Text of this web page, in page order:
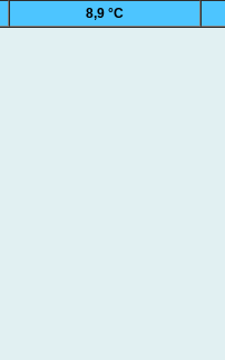
8,9 °C